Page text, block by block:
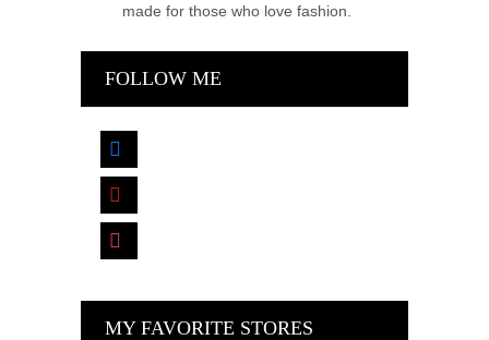
made for those who love fashion.
FOLLOW ME
facebook
pinterest
instagram
MY FAVORITE STORES